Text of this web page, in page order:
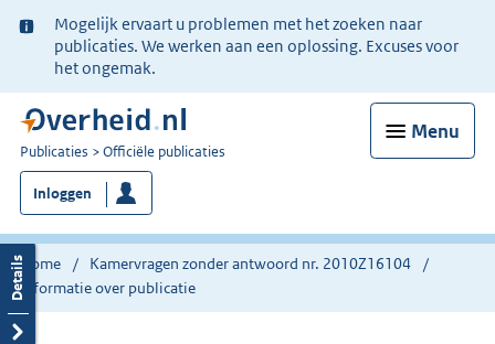
Ter
informatie:
Mogelijk ervaart u problemen met het zoeken naar
publicaties. We werken aan een oplossing. Excuses voor
het ongemak.
Menu
U
bent
nu
hier:
Publicaties Officiële publicaties
Inloggen
Home
Kamervragen zonder antwoord nr. 2010Z16104
Informatie over publicatie